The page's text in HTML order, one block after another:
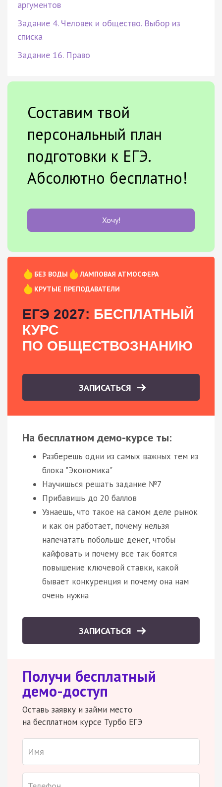
аргументов
Задание 4. Человек и общество. Выбор из
списка
Задание 16. Право
Составим твой
персональный план
подготовки к ЕГЭ.
Абсолютно бесплатно!
Хочу!
БЕЗ ВОДЫ
ЛАМПОВАЯ АТМОСФЕРА
КРУТЫЕ ПРЕПОДАВАТЕЛИ
ЕГЭ 2027: БЕСПЛАТНЫЙ
КУРС
ПО ОБЩЕСТВОЗНАНИЮ
ЗАПИСАТЬСЯ
На бесплатном демо-курсе ты:
Разберешь одни из самых важных тем из
блока "Экономика"
Научишься решать задание №7
Прибавишь до 20 баллов
Узнаешь, что такое на самом деле рынок
и как он работает, почему нельзя
напечатать побольше денег, чтобы
кайфовать и почему все так боятся
повышение ключевой ставки, какой
бывает конкуренция и почему она нам
очень нужна
ЗАПИСАТЬСЯ
Получи бесплатный
демо-доступ
Оставь заявку и займи место
на бесплатном курсе Турбо ЕГЭ